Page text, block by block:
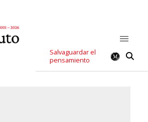
Salvaguardar el
pensamiento